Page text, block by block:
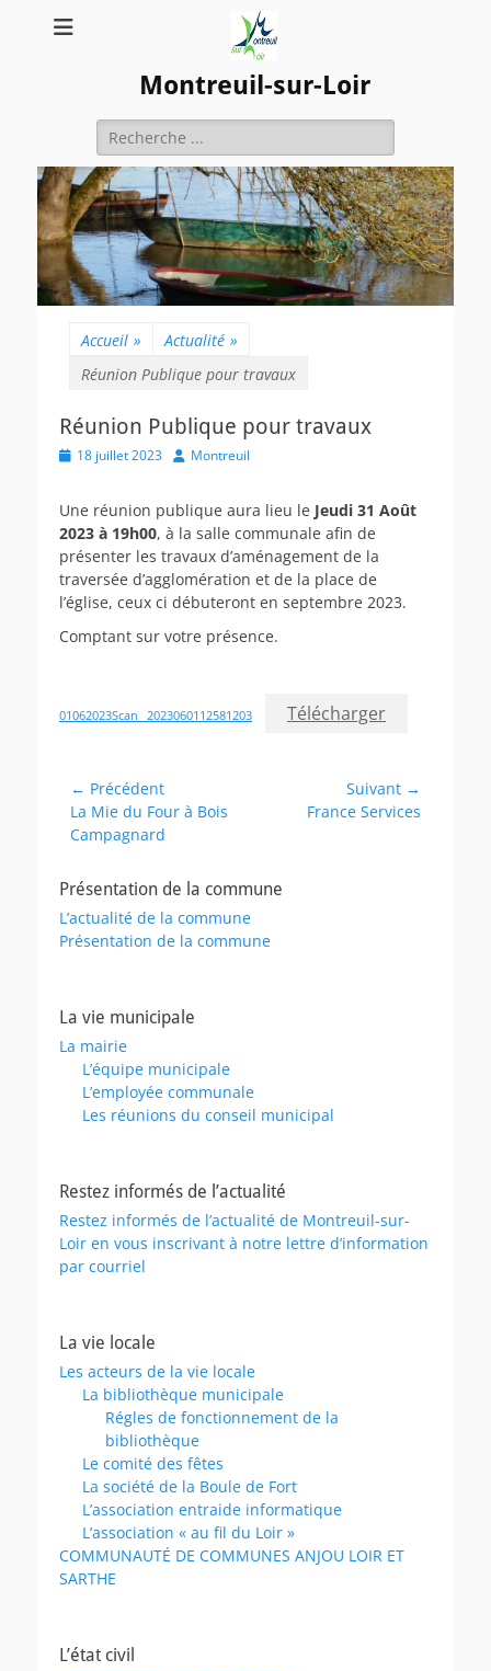
Montreuil-sur-Loir
Rechercher :
Accueil » Actualité »
Réunion Publique pour travaux
Réunion Publique pour travaux
Posted18 juillet 2023 AuthorMontreuil
Une réunion publique aura lieu le Jeudi 31 Août
2023 à 19h00, à la salle communale afin de
présenter les travaux d’aménagement de la
traversée d’agglomération et de la place de
l’église, ceux ci débuteront en septembre 2023.
Comptant sur votre présence.
01062023Scan _2023060112581203 Télécharger
Navigation
de
l’article
← Précédent
Article
précédent :
La Mie du Four à Bois
Campagnard
Suivant →
France Services
Présentation de la commune
L’actualité de la commune
Présentation de la commune
La vie municipale
La mairie
L’équipe municipale
L’employée communale
Les réunions du conseil municipal
Restez informés de l’actualité
Restez informés de l’actualité de Montreuil-sur-
Loir en vous inscrivant à notre lettre d’information
par courriel
La vie locale
Les acteurs de la vie locale
La bibliothèque municipale
Régles de fonctionnement de la
bibliothèque
Le comité des fêtes
La société de la Boule de Fort
L’association entraide informatique
L’association « au fil du Loir »
COMMUNAUTÉ DE COMMUNES ANJOU LOIR ET
SARTHE
L’état civil